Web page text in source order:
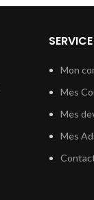
Mon
Mes
Mes
Mes